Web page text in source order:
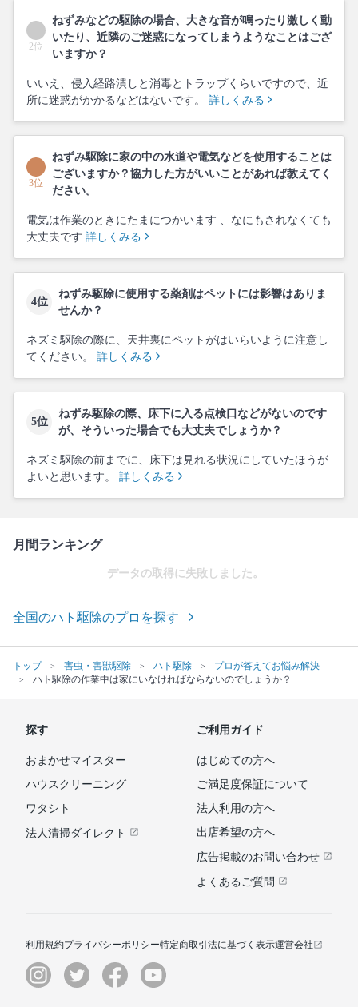
2位
ねずみなどの駆除の場合、大きな音が鳴ったり激しく動
いたり、近隣のご迷惑になってしまうようなことはござ
いますか？
いいえ、侵入経路潰しと消毒とトラップくらいですので、近
所に迷惑がかかるなどはないです。 詳しくみる
3位
ねずみ駆除に家の中の水道や電気などを使用することは
ございますか？協力した方がいいことがあれば教えてく
ださい。
電気は作業のときにたまにつかいます 、なにもされなくても
大丈夫です 詳しくみる
4位
ねずみ駆除に使用する薬剤はペットには影響はありま
せんか？
ネズミ駆除の際に、天井裏にペットがはいらいように注意し
てください。 詳しくみる
5位
ねずみ駆除の際、床下に入る点検口などがないのです
が、そういった場合でも大丈夫でしょうか？
ネズミ駆除の前までに、床下は見れる状況にしていたほうが
よいと思います。 詳しくみる
月間ランキング
データの取得に失敗しました。
全国のハト駆除のプロを探す
トップ 害虫・害獣駆除 ハト駆除
プロが答えてお悩み解決
ハト駆除の作業中は家にいなければならないのでしょうか？
探す
おまかせマイスター
ハウスクリーニング
ワタシト
法人清掃ダイレクト
ご利用ガイド
はじめての方へ
ご満足度保証について
法人利用の方へ
出店希望の方へ
広告掲載のお問い合わせ
よくあるご質問
利用規約プライバシーポリシー特定商取引法に基づく表示運営会社